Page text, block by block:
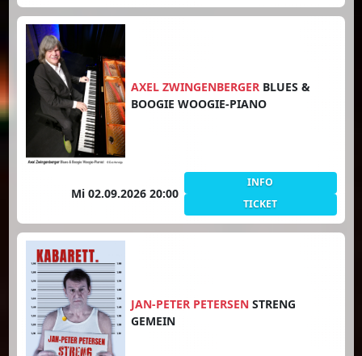
AXEL ZWINGENBERGER BLUES &
BOOGIE WOOGIE-PIANO
Mi 02.09.2026 20:00
INFO
TICKET
JAN-PETER PETERSEN STRENG
GEMEIN